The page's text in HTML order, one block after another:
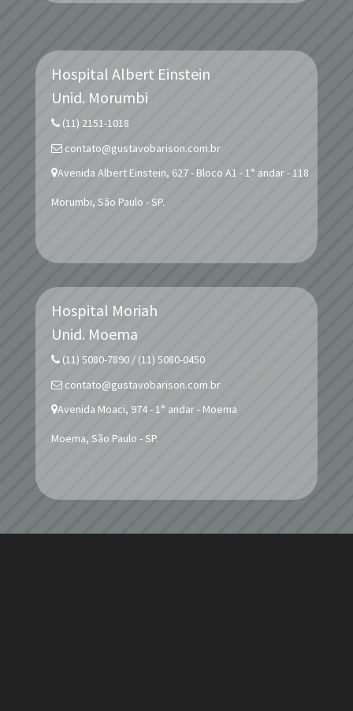
Hospital Albert Einstein
Unid. Morumbi
(11) 2151-1018
contato@gustavobarison.com.br
Avenida Albert Einstein, 627 - Bloco A1 - 1° andar - 118
Morumbi, São Paulo - SP.
Hospital Moriah
Unid. Moema
(11) 5080-7890 / (11) 5080-0450
contato@gustavobarison.com.br
Avenida Moaci, 974 - 1° andar - Moema
Moema, São Paulo - SP.